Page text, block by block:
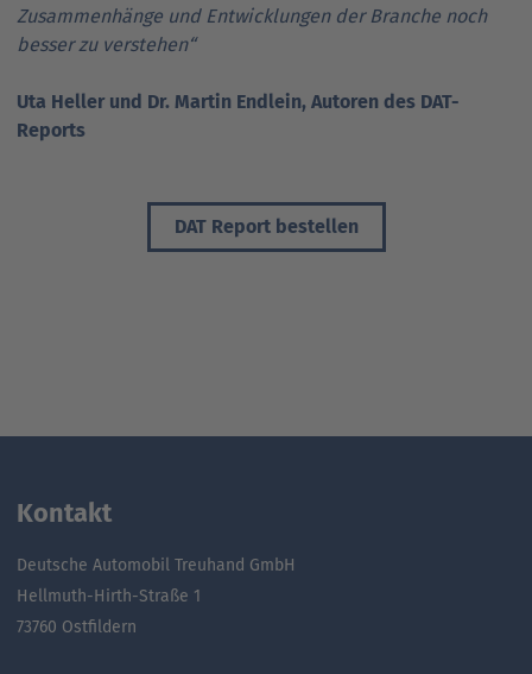
Zusammenhänge und Entwicklungen der Branche noch
besser zu verstehen“
Uta Heller und Dr. Martin Endlein, Autoren des DAT-
Reports
DAT Report bestellen
Kontakt
Deutsche Automobil Treuhand GmbH
Hellmuth-Hirth-Straße 1
73760 Ostfildern